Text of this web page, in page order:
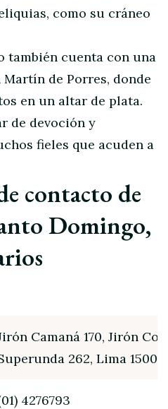
como su cráneo
también cuenta con una
de Porres, donde
en un altar de plata.
de devoción y
fieles que acuden a
contacto de
Domingo,
Camaná 170, Jirón
262, Lima 15001
4276793